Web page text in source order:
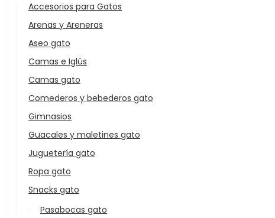
Accesorios para Gatos
Arenas y Areneras
Aseo gato
Camas e Iglús
Camas gato
Comederos y bebederos gato
Gimnasios
Guacales y maletines gato
Juguetería gato
Ropa gato
Snacks gato
Pasabocas gato